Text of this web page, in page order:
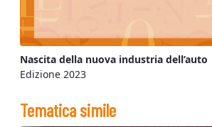
Nascita della nuova industria dell’auto
Edizione 2023
Tematica simile